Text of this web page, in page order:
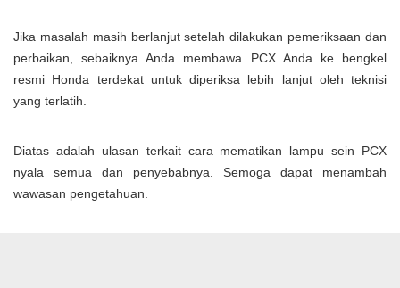
Jika masalah masih berlanjut setelah dilakukan pemeriksaan dan
perbaikan, sebaiknya Anda membawa PCX Anda ke bengkel
resmi Honda terdekat untuk diperiksa lebih lanjut oleh teknisi
yang terlatih.
Diatas adalah ulasan terkait cara mematikan lampu sein PCX
nyala semua dan penyebabnya. Semoga dapat menambah
wawasan pengetahuan.